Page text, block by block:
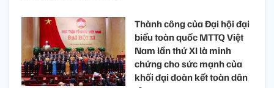
Thành công của Đại hội đại
biểu toàn quốc MTTQ Việt
Nam lần thứ XI là minh
chứng cho sức mạnh của
khối đại đoàn kết toàn dân